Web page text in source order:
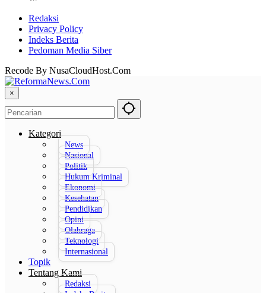
Redaksi
Privacy Policy
Indeks Berita
Pedoman Media Siber
Recode By NusaCloudHost.Com
×
Kategori
News
Nasional
Politik
Hukum Kriminal
Ekonomi
Kesehatan
Pendidikan
Opini
Olahraga
Teknologi
Internasional
Topik
Tentang Kami
Redaksi